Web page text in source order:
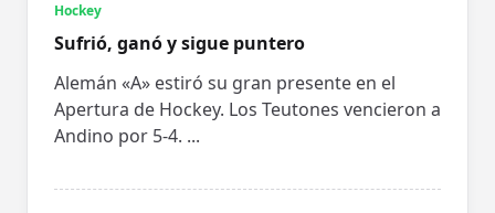
Hockey
Sufrió, ganó y sigue puntero
Alemán «A» estiró su gran presente en el
Apertura de Hockey. Los Teutones vencieron a
Andino por 5-4. ...